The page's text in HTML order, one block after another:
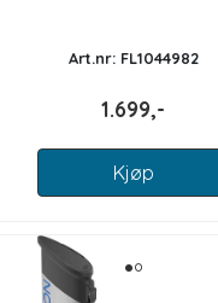
Art.nr: FL1044982
1.699,-
Kjøp